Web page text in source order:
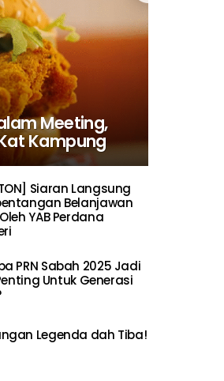
Meeting,
Kampung
Siaran Langsung
Belanjawan
YAB Perdana
PRN Sabah 2025 Jadi
Untuk Generasi
Legenda dah Tiba!